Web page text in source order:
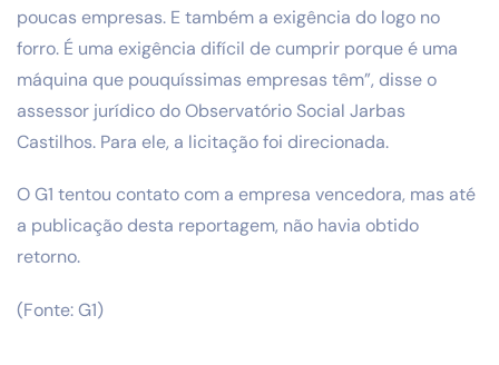
poucas empresas. E também a exigência do logo no
forro. É uma exigência difícil de cumprir porque é uma
máquina que pouquíssimas empresas têm”, disse o
assessor jurídico do Observatório Social Jarbas
Castilhos. Para ele, a licitação foi direcionada.
O G1 tentou contato com a empresa vencedora, mas até
a publicação desta reportagem, não havia obtido
retorno.
(Fonte: G1)